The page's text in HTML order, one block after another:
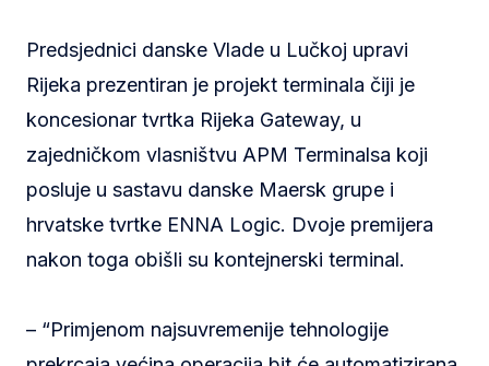
Predsjednici danske Vlade u Lučkoj upravi
Rijeka prezentiran je projekt terminala čiji je
koncesionar tvrtka Rijeka Gateway, u
zajedničkom vlasništvu APM Terminalsa koji
posluje u sastavu danske Maersk grupe i
hrvatske tvrtke ENNA Logic. Dvoje premijera
nakon toga obišli su kontejnerski terminal.
– “Primjenom najsuvremenije tehnologije